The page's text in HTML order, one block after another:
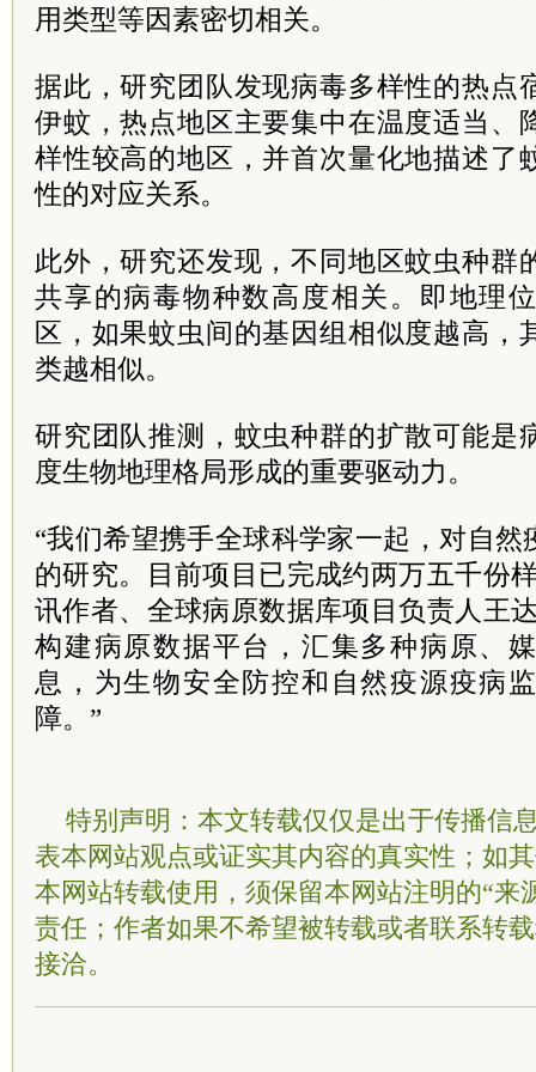
用类型等因素密切相关。
据此，研究团队发现病毒多样性的热点
伊蚊，热点地区主要集中在温度适当、
样性较高的地区，并首次量化地描述了
性的对应关系。
此外，研究还发现，不同地区蚊虫种群
共享的病毒物种数高度相关。即地理
区，如果蚊虫间的基因组相似度越高，
类越相似。
研究团队推测，蚊虫种群的扩散可能是
度生物地理格局形成的重要驱动力。
“我们希望携手全球科学家一起，对自
的研究。目前项目已完成约两万五千份
讯作者、全球病原数据库项目负责人王
构建病原数据平台，汇集多种病原、
息，为生物安全防控和自然疫源疫病
障。”
特别声明：本文转载仅仅是出于传播信
表本网站观点或证实其内容的真实性；如
本网站转载使用，须保留本网站注明的“来
责任；作者如果不希望被转载或者联系转
接洽。